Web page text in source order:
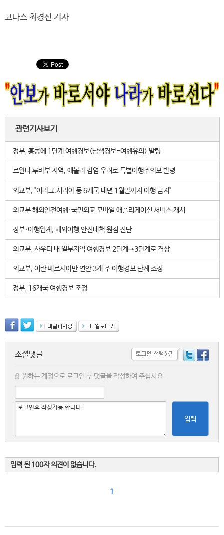
코나스 최경선 기자
관련기사보기
정부, 홍콩에 1단계 여행경보(남색경보-여행유의) 발령
르완다 루바부 지역, 에볼라 감염 우려로 특별여행주의보 발령
외교부, "이라크.시리아 등 6개국 내년 1월말까지 여행 금지"
외교부 해외안전여행·국민외교 모바일 애플리케이션 서비스 개시
정부·여행업계, 해외여행 안전대책 원점 진단
외교부, 사우디 내 일부지역 여행경보 2단계→3단계로 격상
외교부, 이란 페르시아만 연안 3개 주 여행경보 단계 조정
정부, 16개국 여행경보 조정
소셜댓글
원하는 계정으로 로그인 후 댓글을 작성하여 주십시요.
입력
입력 된 100자 의견이 없습니다.
1